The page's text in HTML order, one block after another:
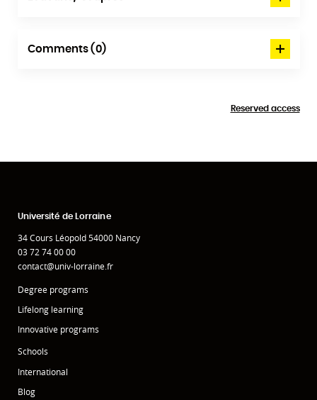
Comments (0)
Reserved access
Université de Lorraine
34 Cours Léopold 54000 Nancy
03 72 74 00 00
contact@univ-lorraine.fr
Degree programs
Lifelong learning
Innovative programs
Schools
International
Blog